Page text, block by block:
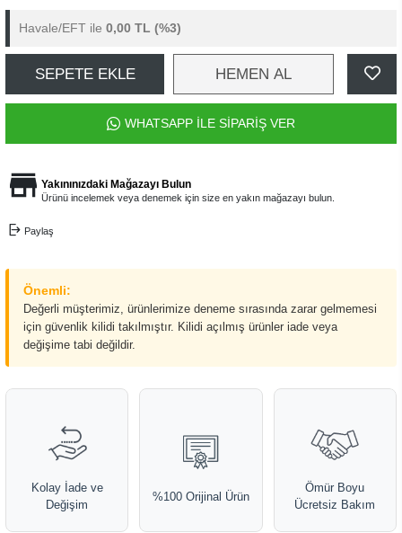
Havale/EFT ile 0,00 TL (%3)
SEPETE EKLE HEMEN AL
WHATSAPP İLE SİPARİŞ VER
Yakınınızdaki Mağazayı Bulun
Ürünü incelemek veya denemek için size en yakın mağazayı bulun.
Paylaş
Önemli:
Değerli müşterimiz, ürünlerimize deneme sırasında zarar gelmemesi
için güvenlik kilidi takılmıştır. Kilidi açılmış ürünler iade veya
değişime tabi değildir.
Kolay İade ve
Değişim
%100 Orijinal Ürün
Ömür Boyu
Ücretsiz Bakım